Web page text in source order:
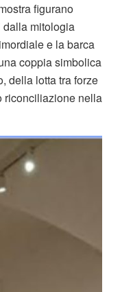
figurano
dalla mitologia
e la barca
coppia simbolica
della lotta tra forze
riconciliazione nella